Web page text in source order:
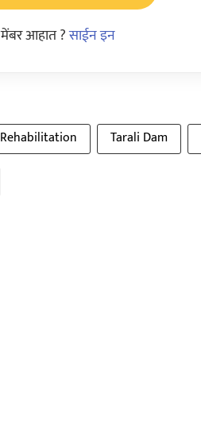
मेंबर आहात ?साईन इन
Rehabilitation Tarali Dam